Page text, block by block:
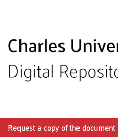
Request a copy of the document